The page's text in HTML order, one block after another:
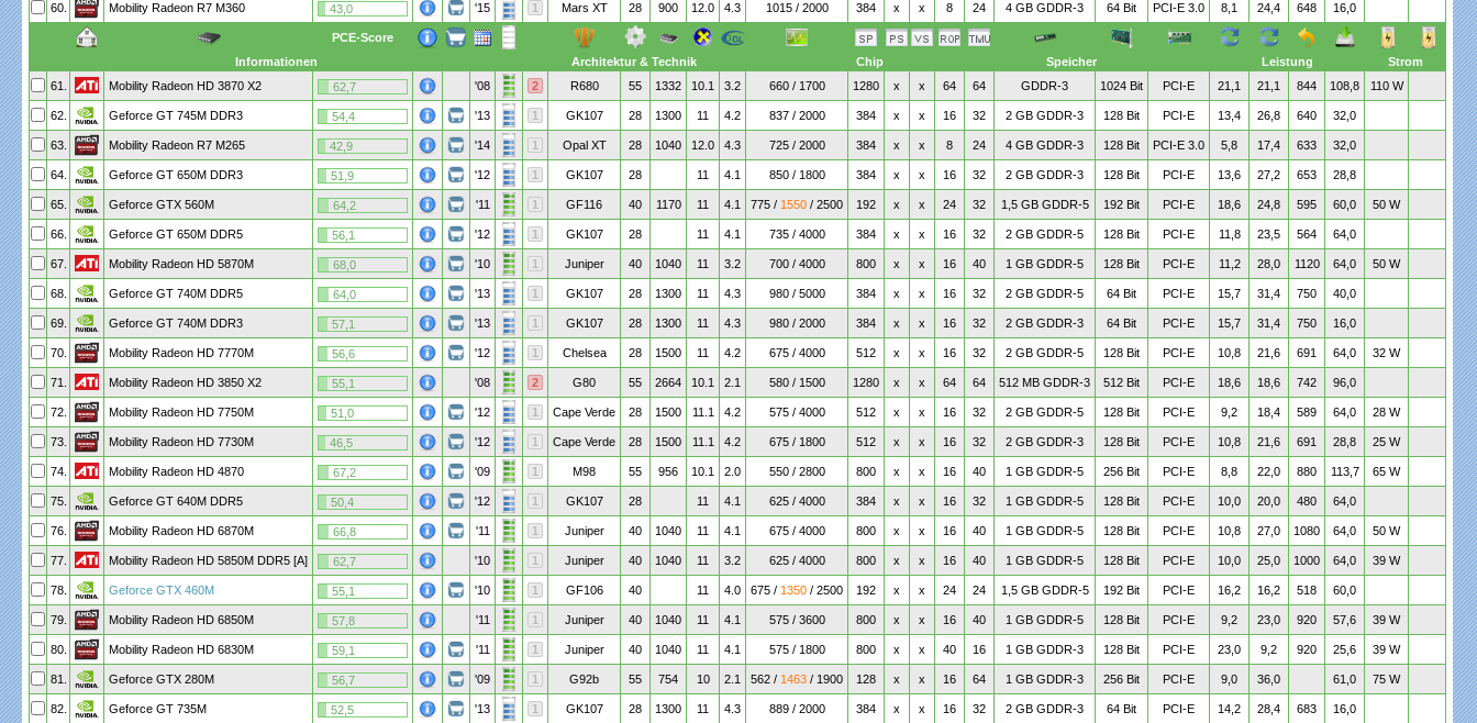
60. Mobility Radeon R7 M360 43,0 '15 1 Mars XT 28 900 12.0 4.3 1015 / 2000 384 x x 8 24 4 GB GDDR-3 64 Bit PCI-E 3.0 8,1 24,4 648 16,0
PCE-Score
Informationen
Architektur & Technik Chip Speicher Leistung
Strom
61.
Mobility Radeon HD 3870 X2 62,7 '08 2 R680 55 1332 10.1 3.2 660 / 1700 1280 x x 64 64 GDDR-3 1024 Bit PCI-E 21,1 21,1 844 108,8 110 W
62. Geforce GT 745M DDR3 54,4 '13 1 GK107 28 1300 11 4.2 837 / 2000 384 x x 16 32 2 GB GDDR-3 128 Bit PCI-E 13,4 26,8 640 32,0
63. Mobility Radeon R7 M265 42,9 '14 1 Opal XT 28 1040 12.0 4.3 725 / 2000 384 x x 8 24 4 GB GDDR-3 128 Bit PCI-E 3.0 5,8 17,4 633 32,0
64. Geforce GT 650M DDR3 51,9 '12 1 GK107 28 11 4.1 850 / 1800 384 x x 16 32 2 GB GDDR-3 128 Bit PCI-E 13,6 27,2 653 28,8
65. Geforce GTX 560M 64,2 '11 1 GF116 40 1170 11 4.1 775 / 1550 / 2500 192 x x 24 32 1,5 GB GDDR-5 192 Bit PCI-E 18,6 24,8 595 60,0 50 W
66. Geforce GT 650M DDR5 56,1 '12 1 GK107 28 11 4.1 735 / 4000 384 x x 16 32 2 GB GDDR-5 128 Bit PCI-E 11,8 23,5 564 64,0
67. Mobility Radeon HD 5870M 68,0 '10 1 Juniper 40 1040 11 3.2 700 / 4000 800 x x 16 40 1 GB GDDR-5 128 Bit PCI-E 11,2 28,0 1120 64,0 50 W
68. Geforce GT 740M DDR5 64,0 '13 1 GK107 28 1300 11 4.3 980 / 5000 384 x x 16 32 2 GB GDDR-5 64 Bit PCI-E 15,7 31,4 750 40,0
69. Geforce GT 740M DDR3 57,1 '13 1 GK107 28 1300 11 4.3 980 / 2000 384 x x 16 32 2 GB GDDR-3 64 Bit PCI-E 15,7 31,4 750 16,0
70. Mobility Radeon HD 7770M 56,6 '12 1 Chelsea 28 1500 11 4.2 675 / 4000 512 x x 16 32 2 GB GDDR-5 128 Bit PCI-E 10,8 21,6 691 64,0 32 W
71. Mobility Radeon HD 3850 X2 55,1 '08 2 G80 55 2664 10.1 2.1 580 / 1500 1280 x x 64 64 512 MB GDDR-3 512 Bit PCI-E 18,6 18,6 742 96,0
72. Mobility Radeon HD 7750M 51,0 '12 1 Cape Verde 28 1500 11.1 4.2 575 / 4000 512 x x 16 32 2 GB GDDR-5 128 Bit PCI-E 9,2 18,4 589 64,0 28 W
73. Mobility Radeon HD 7730M 46,5 '12 1 Cape Verde 28 1500 11.1 4.2 675 / 1800 512 x x 16 32 2 GB GDDR-3 128 Bit PCI-E 10,8 21,6 691 28,8 25 W
74. Mobility Radeon HD 4870 67,2 '09 1 M98 55 956 10.1 2.0 550 / 2800 800 x x 16 40 1 GB GDDR-5 256 Bit PCI-E 8,8 22,0 880 113,7 65 W
75. Geforce GT 640M DDR5 50,4 '12 1 GK107 28 11 4.1 625 / 4000 384 x x 16 32 1 GB GDDR-5 128 Bit PCI-E 10,0 20,0 480 64,0
76. Mobility Radeon HD 6870M 66,8 '11 1 Juniper 40 1040 11 4.1 675 / 4000 800 x x 16 40 1 GB GDDR-5 128 Bit PCI-E 10,8 27,0 1080 64,0 50 W
77. Mobility Radeon HD 5850M DDR5 [A] 62,7 '10 1 Juniper 40 1040 11 3.2 625 / 4000 800 x x 16 40 1 GB GDDR-5 128 Bit PCI-E 10,0 25,0 1000 64,0 39 W
78. Geforce GTX 460M 55,1 '10 1 GF106 40 11 4.0 675 / 1350 / 2500 192 x x 24 24 1,5 GB GDDR-5 192 Bit PCI-E 16,2 16,2 518 60,0
79. Mobility Radeon HD 6850M 57,8 '11 1 Juniper 40 1040 11 4.1 575 / 3600 800 x x 16 40 1 GB GDDR-5 128 Bit PCI-E 9,2 23,0 920 57,6 39 W
80. Mobility Radeon HD 6830M 59,1 '11 1 Juniper 40 1040 11 4.1 575 / 1800 800 x x 40 16 1 GB GDDR-3 128 Bit PCI-E 23,0 9,2 920 25,6 39 W
81. Geforce GTX 280M 56,7 '09 1 G92b 55 754 10 2.1 562 / 1463 / 1900 128 x x 16 64 1 GB GDDR-3 256 Bit PCI-E 9,0 36,0 61,0 75 W
82. Geforce GT 735M 52,5 '13 1 GK107 28 1300 11 4.3 889 / 2000 384 x x 16 32 2 GB GDDR-3 64 Bit PCI-E 14,2 28,4 683 16,0